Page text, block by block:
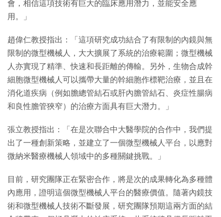
會，相信這項技術有巨大的臨床應用潛力，並能安全應
用。」
趙偉仁教授指出：「這項研究成功結合了有限制的內鏡與無
限制的微型機械人，大大擴展了系統的治療範圍；微型機械
人亦實現了精準、快速和長距離的傳輸。另外，生物合成幹
細胞微型機械人可以攜帶大量的幹細胞作標靶治療，並且在
消化道疾病（例如膽總管結石或肝內膽管結石、炎症性腸病
和良性膽管狹窄）的治療方面具有巨大潛力。」
張立教授指出：「在是次聯合中大醫學院的合作中，我們提
出了一種創新策略，並建立了一個微型機械人平台，以應對
微納米醫療機械人領域中的多種關鍵挑戰。」
目前，研究團隊正在緊密合作，將是次的成果轉化為多種體
內應用，證明這個微型機械人平台的醫療價值。隨著內鏡技
術和微型機械人技術不斷發展，研究團隊預期這兩方面的結